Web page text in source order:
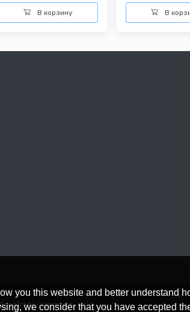
В корзину В
you this website and better understand
we consider that you have accepted
Commerce